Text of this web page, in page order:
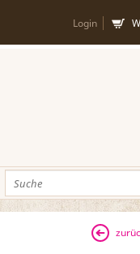
Login